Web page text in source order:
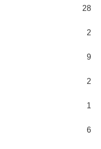
28
2
9
2
1
6